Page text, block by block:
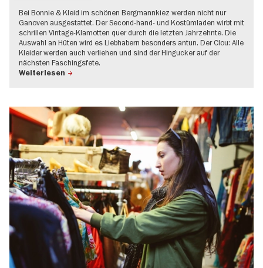
Bei Bonnie & Kleid im schönen Bergmannkiez werden nicht nur
Ganoven ausgestattet. Der Second-hand- und Kostümladen wirbt mit
schrillen Vintage-Klamotten quer durch die letzten Jahrzehnte. Die
Auswahl an Hüten wird es Liebhabern besonders antun. Der Clou: Alle
Kleider werden auch verliehen und sind der Hingucker auf der
nächsten Faschingsfete.
Weiterlesen